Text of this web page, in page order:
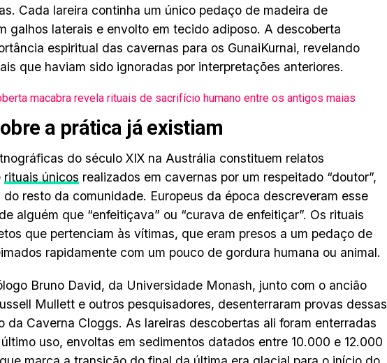
Cada lareira continha um único pedaço de madeira de
galhos laterais e envolto em tecido adiposo. A descoberta
espiritual das cavernas para os GunaiKurnai, revelando
que haviam sido ignoradas por interpretações anteriores.
macabra revela rituais de sacrifício humano entre os antigos maias
a prática já existiam
do século XIX na Austrália constituem relatos
rituais únicos realizados em cavernas por um respeitado “doutor”,
do resto da comunidade. Europeus da época descreveram esse
alguém que “enfeitiçava” ou “curava de enfeitiçar”. Os rituais
que pertenciam às vítimas, que eram presos a um pedaço de
rapidamente com um pouco de gordura humana ou animal.
Bruno David, da Universidade Monash, junto com o ancião
Mullett e outros pesquisadores, desenterraram provas dessas
da Caverna Cloggs. As lareiras descobertas ali foram enterradas
uso, envoltas em sedimentos datados entre 10.000 e 12.000